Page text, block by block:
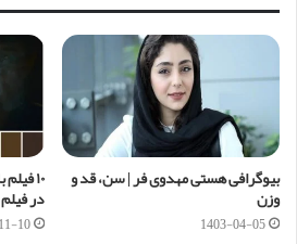
بیوگرافی هستی مهدوی فر | سن، قد و
وزن
1403-04-05
۱۰
در فیلم
10